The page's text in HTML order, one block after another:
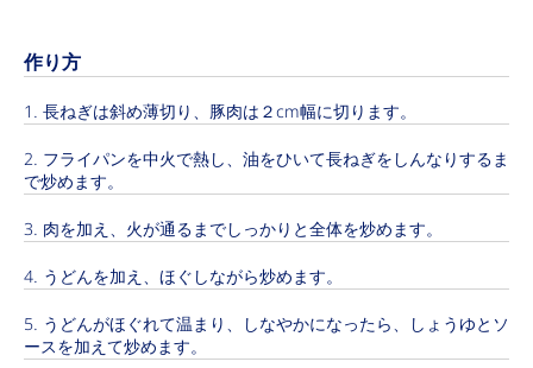
作り方
長ねぎは斜め薄切り、豚肉は２cm幅に切ります。
フライパンを中火で熱し、油をひいて長ねぎをしんなりするま
で炒めます。
肉を加え、火が通るまでしっかりと全体を炒めます。
うどんを加え、ほぐしながら炒めます。
うどんがほぐれて温まり、しなやかになったら、しょうゆとソ
ースを加えて炒めます。